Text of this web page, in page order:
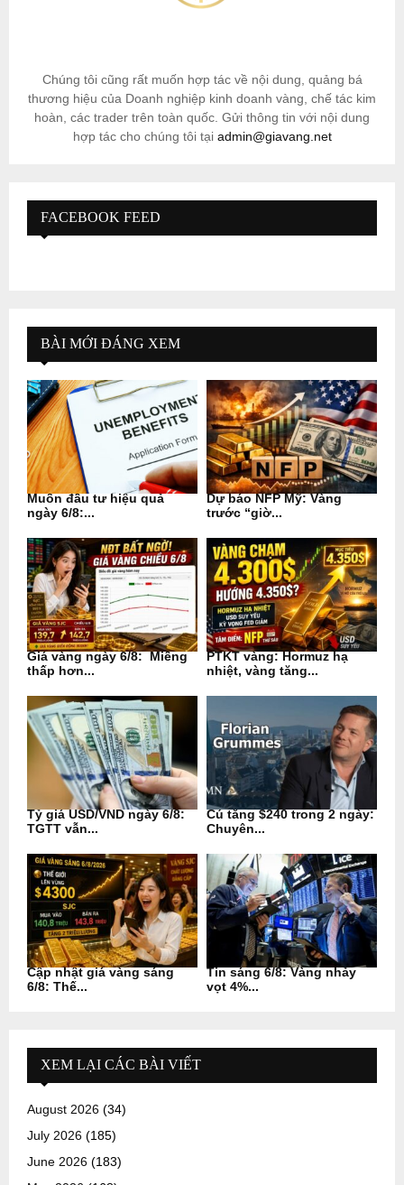
Chúng tôi cũng rất muốn hợp tác về nội dung, quảng bá
thương hiệu của Doanh nghiệp kinh doanh vàng, chế tác kim
hoàn, các trader trên toàn quốc. Gửi thông tin với nội dung
hợp tác cho chúng tôi tại admin@giavang.net
FACEBOOK FEED
BÀI MỚI ĐÁNG XEM
Muốn đầu tư hiệu quả
ngày 6/8:...
Dự báo NFP Mỹ: Vàng
trước “giờ...
Giá vàng ngày 6/8: Miếng
thấp hơn...
PTKT vàng: Hormuz hạ
nhiệt, vàng tăng...
Tỷ giá USD/VND ngày 6/8:
TGTT vẫn...
Cú tăng $240 trong 2 ngày:
Chuyên...
Cập nhật giá vàng sáng
6/8: Thế...
Tin sáng 6/8: Vàng nhảy
vọt 4%...
XEM LẠI CÁC BÀI VIẾT
August 2026 (34)
July 2026 (185)
June 2026 (183)